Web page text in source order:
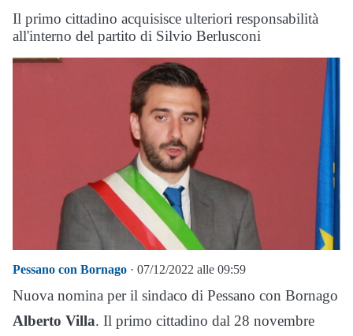
Il primo cittadino acquisisce ulteriori responsabilità
all'interno del partito di Silvio Berlusconi
Pessano con Bornago · 07/12/2022 alle 09:59
Nuova nomina per il sindaco di Pessano con Bornago
Alberto Villa. Il primo cittadino dal 28 novembre